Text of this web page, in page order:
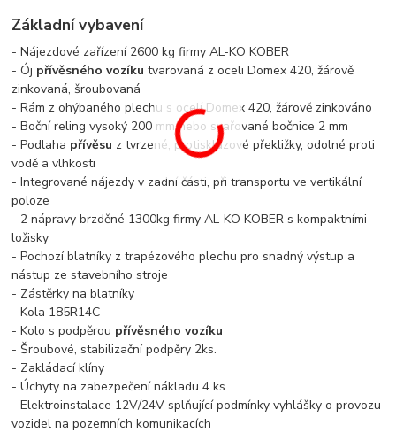
Základní vybavení
- Nájezdové zařízení 2600 kg firmy AL-KO KOBER
- Ój přívěsného vozíku tvarovaná z oceli Domex 420, žárově
zinkovaná, šroubovaná
- Rám z ohýbaného plechu s ocelí Domex 420, žárově zinkováno
- Boční reling vysoký 200 mm nebo svařované bočnice 2 mm
- Podlaha přívěsu z tvrzené, protiskluzové překližky, odolné proti
vodě a vlhkosti
- Integrované nájezdy v zadní části, při transportu ve vertikální
poloze
- 2 nápravy brzděné 1300kg firmy AL-KO KOBER s kompaktními
ložisky
- Pochozí blatníky z trapézového plechu pro snadný výstup a
nástup ze stavebního stroje
- Zástěrky na blatníky
- Kola 185R14C
- Kolo s podpěrou přívěsného vozíku
- Šroubové, stabilizační podpěry 2ks.
- Zakládací klíny
- Úchyty na zabezpečení nákladu 4 ks.
- Elektroinstalace 12V/24V splňující podmínky vyhlášky o provozu
vozidel na pozemních komunikacích